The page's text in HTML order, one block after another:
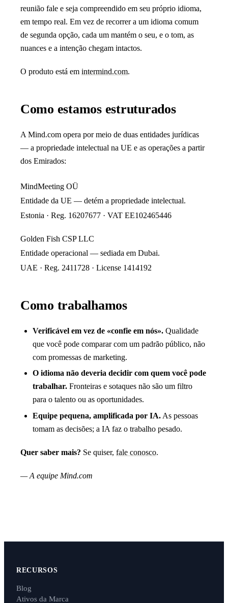
reunião fale e seja compreendido em seu próprio idioma,
em tempo real. Em vez de recorrer a um idioma comum
de segunda opção, cada um mantém o seu, e o tom, as
nuances e a intenção chegam intactos.
O produto está em intermind.com.
Como estamos estruturados
A Mind.com opera por meio de duas entidades jurídicas
— a propriedade intelectual na UE e as operações a partir
dos Emirados:
MindMeeting OÜ
Entidade da UE — detém a propriedade intelectual.
Estonia · Reg. 16207677 · VAT EE102465446
Golden Fish CSP LLC
Entidade operacional — sediada em Dubai.
UAE · Reg. 2411728 · License 1414192
Como trabalhamos
Verificável em vez de «confie em nós». Qualidade
que você pode comparar com um padrão público, não
com promessas de marketing.
O idioma não deveria decidir com quem você pode
trabalhar. Fronteiras e sotaques não são um filtro
para o talento ou as oportunidades.
Equipe pequena, amplificada por IA. As pessoas
tomam as decisões; a IA faz o trabalho pesado.
Quer saber mais? Se quiser, fale conosco.
— A equipe Mind.com
RECURSOS
Blog
Ativos da Marca